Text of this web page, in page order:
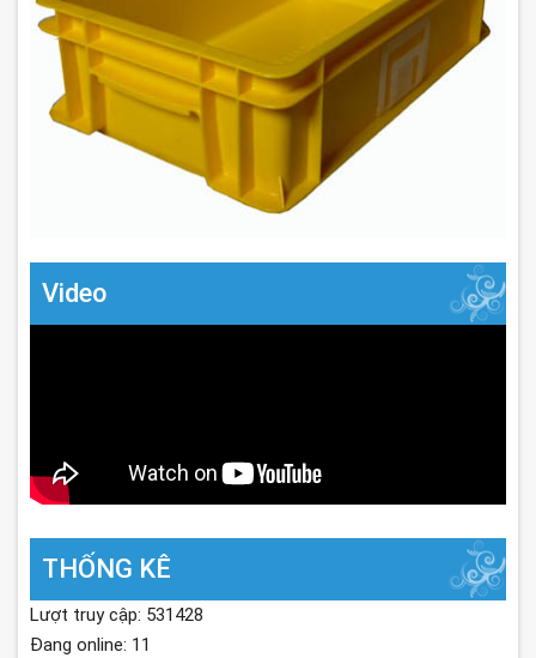
Video
THỐNG KÊ
Lượt truy cập: 531428
Đang online: 11